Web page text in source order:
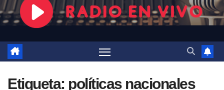
Etiqueta: políticas nacionales